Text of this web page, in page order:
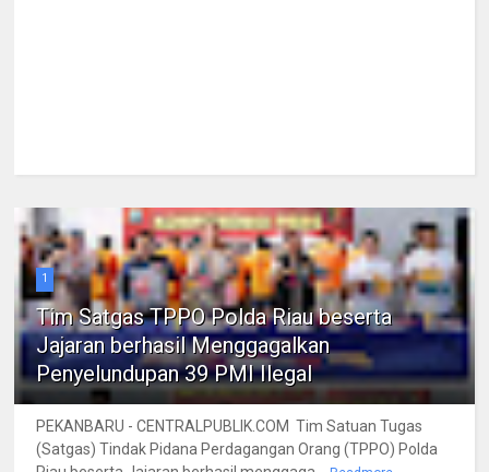
1
Tim Satgas TPPO Polda Riau beserta
Jajaran berhasil Menggagalkan
Penyelundupan 39 PMI Ilegal
PEKANBARU - CENTRALPUBLIK.COM Tim Satuan Tugas
(Satgas) Tindak Pidana Perdagangan Orang (TPPO) Polda